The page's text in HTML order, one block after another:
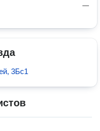
—
3Бс1